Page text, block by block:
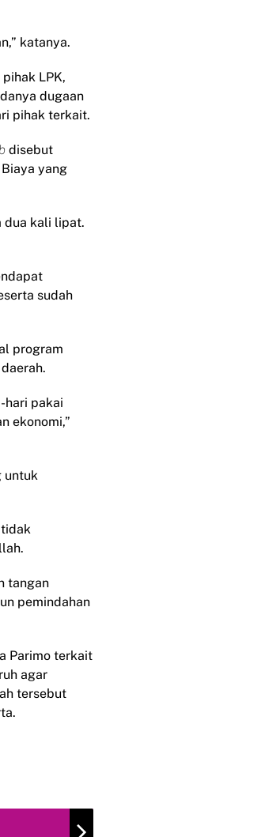
katanya.
LPK,
dugaan
pihak terkait.
disebut
yang
dua kali lipat.
sudah
program
hari pakai
ekonomi,”
untuk
tangan
pemindahan
Parimo terkait
agar
tersebut